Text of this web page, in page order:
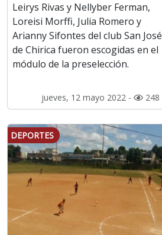
Leirys Rivas y Nellyber Ferman,
Loreisi Morffi, Julia Romero y
Arianny Sifontes del club San José
de Chirica fueron escogidas en el
módulo de la preselección.
jueves, 12 mayo 2022 - 248
DEPORTES